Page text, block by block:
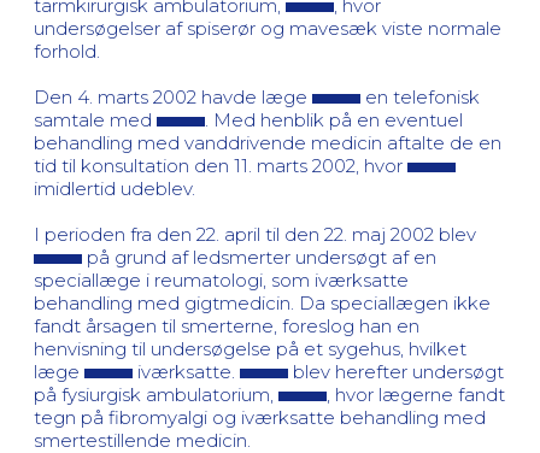
tarmkirurgisk ambulatorium,
, hvor
undersøgelser af spiserør og mavesæk viste normale
forhold.
Den 4. marts 2002 havde læge
en telefonisk
samtale med
. Med henblik på en eventuel
behandling med vanddrivende medicin aftalte de en
tid til konsultation den 11. marts 2002, hvor
imidlertid udeblev.
I perioden fra den 22. april til den 22. maj 2002 blev
på grund af ledsmerter undersøgt af en
speciallæge i reumatologi, som iværksatte
behandling med gigtmedicin. Da speciallægen ikke
fandt årsagen til smerterne, foreslog han en
henvisning til undersøgelse på et sygehus, hvilket
læge
iværksatte.
blev herefter undersøgt
på fysiurgisk ambulatorium,
, hvor lægerne fandt
tegn på fibromyalgi og iværksatte behandling med
smertestillende medicin.